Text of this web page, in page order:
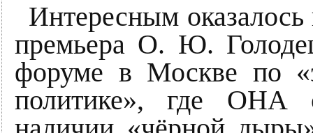
Интересным
премьера О. Ю.
форуме в Москве по
политике», где ОНА